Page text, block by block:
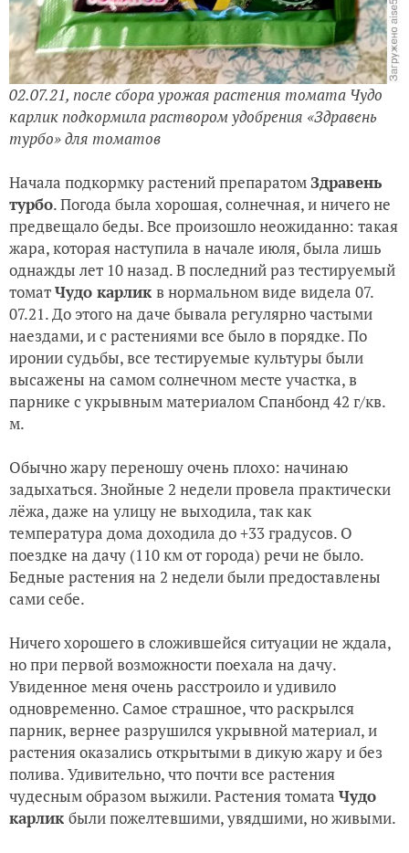
02.07.21, после сбора урожая растения томата Чудо
карлик подкормила раствором удобрения «Здравень
турбо» для томатов
Начала подкормку растений препаратомЗдравень
турбо. Погода была хорошая, солнечная, и ничего не
предвещало беды. Все произошло неожиданно: такая
жара, которая наступила в начале июля, была лишь
однажды лет 10 назад. В последний раз тестируемый
томатЧудо карлик в нормальном виде видела 07.
07.21. До этого на даче бывала регулярно частыми
наездами, и с растениями все было в порядке. По
иронии судьбы, все тестируемые культуры были
высажены на самом солнечном месте участка, в
парнике с укрывным материалом Спанбонд 42 г/кв.
м.
Обычно жару переношу очень плохо: начинаю
задыхаться. Знойные 2 недели провела практически
лёжа, даже на улицу не выходила, так как
температура дома доходила до +33 градусов. О
поездке на дачу (110 км от города) речи не было.
Бедные растения на 2 недели были предоставлены
сами себе.
Ничего хорошего в сложившейся ситуации не ждала,
но при первой возможности поехала на дачу.
Увиденное меня очень расстроило и удивило
одновременно. Самое страшное, что раскрылся
парник, вернее разрушился укрывной материал, и
растения оказались открытыми в дикую жару и без
полива. Удивительно, что почти все растения
чудесным образом выжили. Растения томата Чудо
карлик были пожелтевшими, увядшими, но живыми.